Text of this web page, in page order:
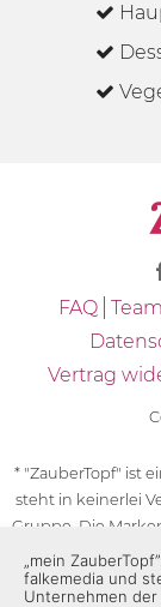
FAQ Team
Vertrag
* "ZauberTopf" ist
steht in keinerlei
Gruppe. Die
des
der Vorwerk-
„mein
falkemedia und
Unternehmen der